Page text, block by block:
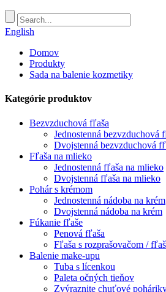
English
Domov
Produkty
Sada na balenie kozmetiky
Kategórie produktov
Bezvzduchová fľaša
Jednostenná bezvzduchová
Dvojstenná bezvzduchová
Fľaša na mlieko
Jednostenná fľaša na mlieko
Dvojstenná fľaša na mlieko
Pohár s krémom
Jednostenná nádoba na krém
Dvojstenná nádoba na krém
Fúkanie fľaše
Penová fľaša
Fľaša s rozprašovačom /
Balenie make-upu
Tuba s lícenkou
Paleta očných tieňov
Zvýraznite chuťové